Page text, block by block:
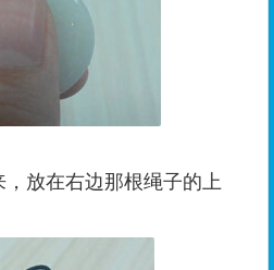
放在右边那根绳子的上